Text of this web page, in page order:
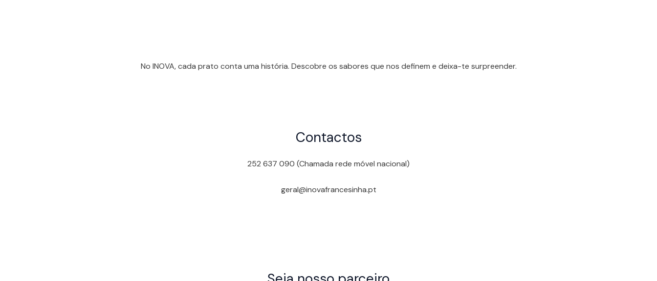
No INOVA, cada prato conta uma história. Descobre os sabores que nos definem e deixa-te surpreender.
Contactos
252 637 090 (Chamada rede móvel nacional)
geral@inovafrancesinha.pt